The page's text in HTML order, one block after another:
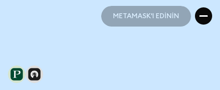
METAMASK'I EDİNİN